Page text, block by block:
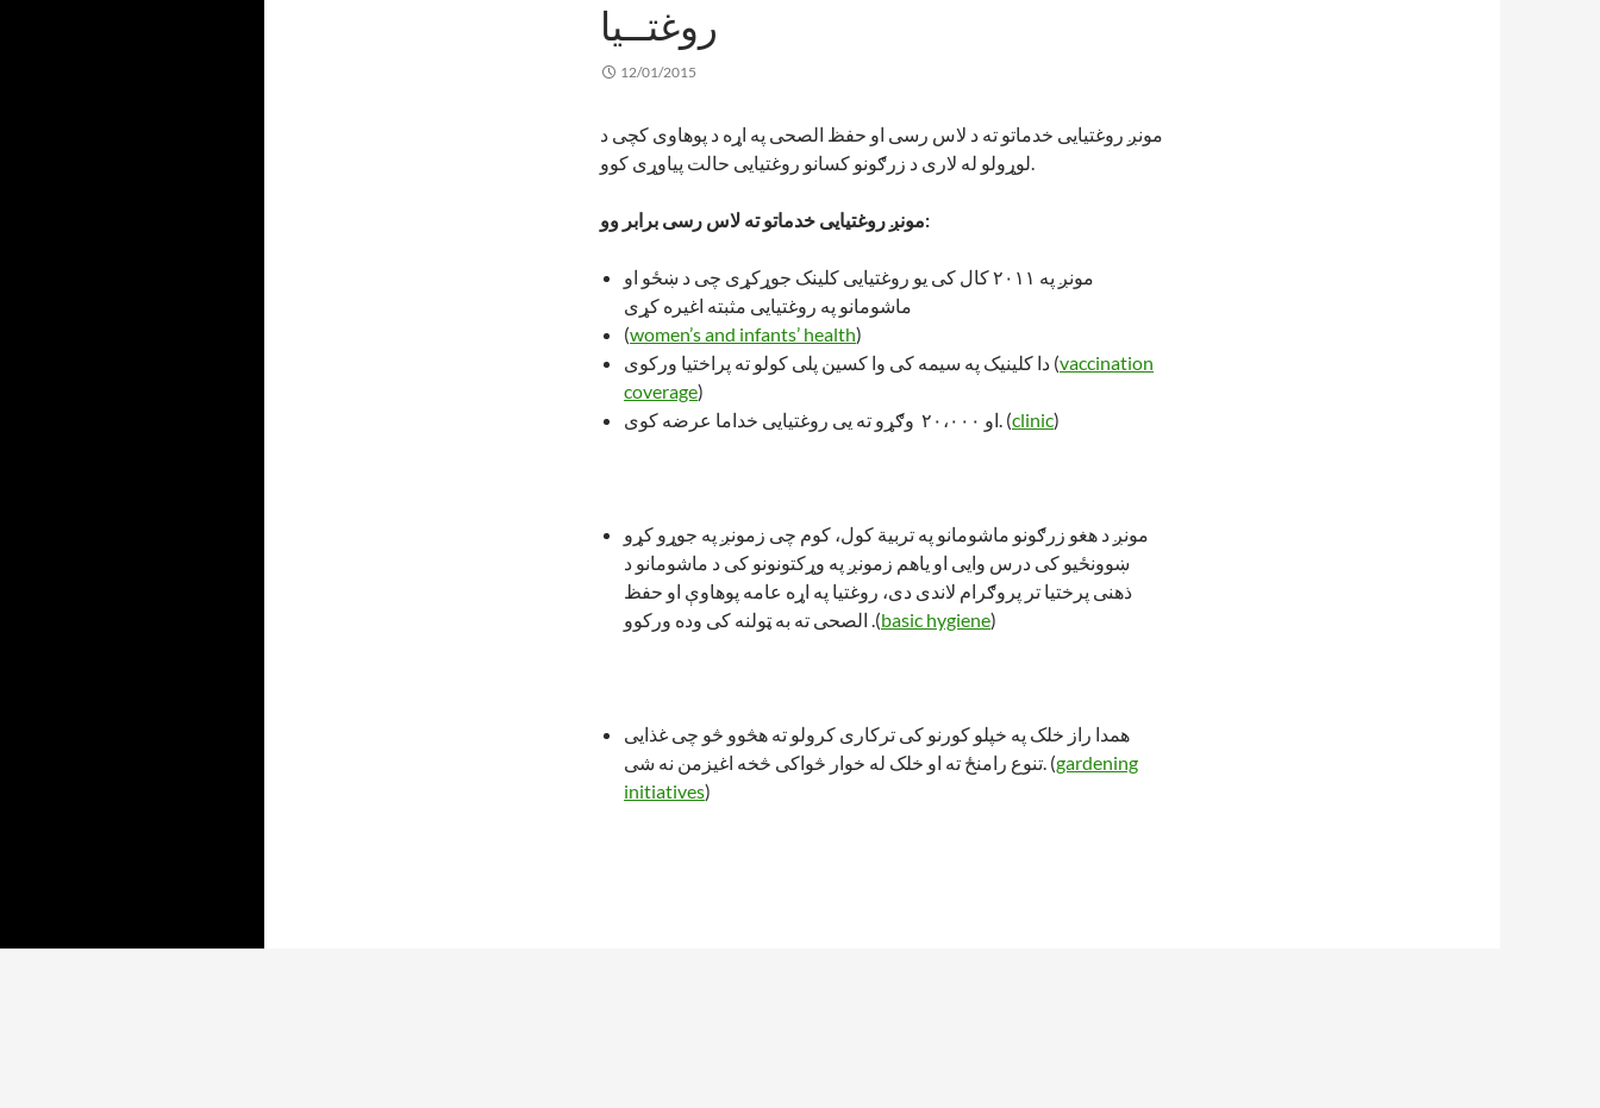
روغتــیا
12/01/2015
مونږ روغتیایی خدماتو ته د لاس رسی او حفظ الصحی په اړه د پوهاوی کچی د
لوړولو له لاری د زرګونو کسانو روغتیایی حالت پیاوړی کوو.
مونږ روغتیایی خدماتو ته لاس رسی برابر وو:
مونږ په ۲۰۱۱ کال کی یو روغتیایی کلینک جوړکړی چی د ښځو او
ماشومانو په روغتیایی مثبته اغیره کړی
(women’s and infants’ health)
دا کلینیک په سیمه کی وا کسین پلی کولو ته پراختیا ورکوی (vaccination
coverage)
او ۲۰،۰۰۰ وګړو ته یی روغتیایی خداما عرضه کوی. (clinic)
مونږ د هغو زرګونو ماشومانو په تربیة کول، کوم چی زمونږ په جوړو کړو
ښوونځیو کی درس وایی او یاهم زمونږ په وړکتونونو کی د ماشومانو د
ذهنی پرختیا تر پروګرام لاندی دی، روغتیا په اړه عامه پوهاوې او حفظ
الصحی ته به ټولنه کی وده ورکوو .(basic hygiene)
همدا راز خلک په خپلو کورنو کی ترکاری کرولو ته هڅوو څو چی غذایی
تنوع رامنځ ته او خلک له خوار څواکی څخه اغیزمن نه شی. (gardening
initiatives)